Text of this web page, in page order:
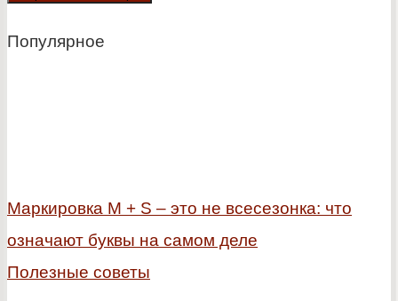
Популярное
Маркировка M + S – это не всесезонка: что
означают буквы на самом деле
Полезные советы